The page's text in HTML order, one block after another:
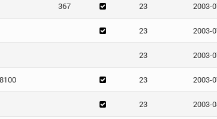
367 23 2003-
23 2003-
23 2003-
23 2003-
23 2003-